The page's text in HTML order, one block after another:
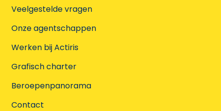
Veelgestelde vragen
Onze agentschappen
Werken bij Actiris
Grafisch charter
Beroepenpanorama
Contact